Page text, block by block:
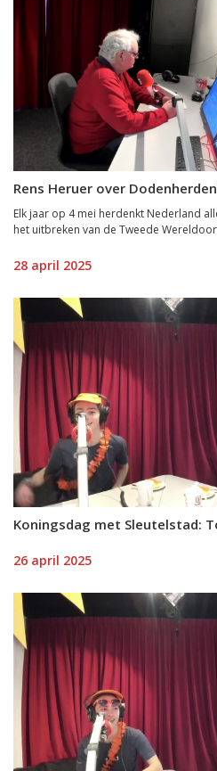
Rens Heruer over
Elk jaar op 4 mei herdenkt Nederland
het uitbreken van de Tweede
28 april 2025
Koningsdag met Sleutelstad:
26 april 2025